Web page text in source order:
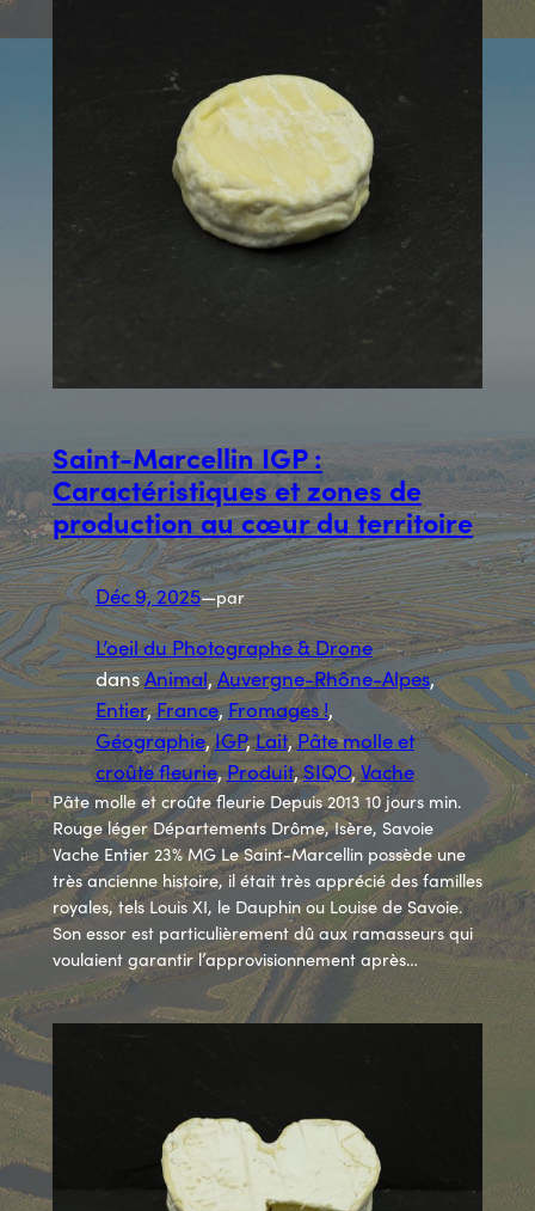
Saint-Marcellin IGP :
Caractéristiques et zones de
production au cœur du territoire
Déc 9, 2025—par
L’oeil du Photographe & Drone
dansAnimal, Auvergne-Rhône-Alpes,
Entier, France, Fromages !
Géographie, IGP, Lait, Pâte molle et
croûte fleurie, Produit, SIQO, Vache
Pâte molle et croûte fleurie Depuis 2013 10 jours min.
Rouge léger Départements Drôme, Isère, Savoie
Vache Entier 23% MG Le Saint-Marcellin possède une
très ancienne histoire, il était très apprécié des familles
royales, tels Louis XI, le Dauphin ou Louise de Savoie.
Son essor est particulièrement dû aux ramasseurs qui
voulaient garantir l’approvisionnement après…